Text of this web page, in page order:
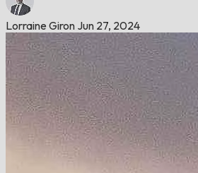
Lorraine Giron Jun 27, 2024